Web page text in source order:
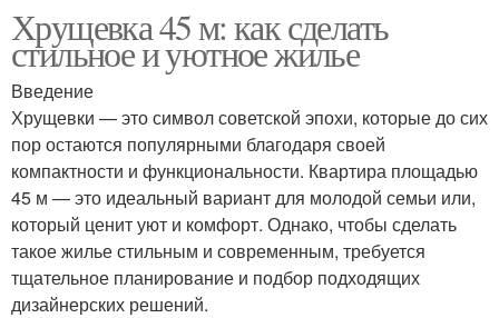
Хрущевка 45 м: как сделать
стильное и уютное жилье
Введение
Хрущевки — это символ советской эпохи, которые до сих
пор остаются популярными благодаря своей
компактности и функциональности. Квартира площадью
45 м — это идеальный вариант для молодой семьи или,
который ценит уют и комфорт. Однако, чтобы сделать
такое жилье стильным и современным, требуется
тщательное планирование и подбор подходящих
дизайнерских решений.